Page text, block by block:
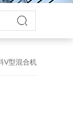
V型混合机